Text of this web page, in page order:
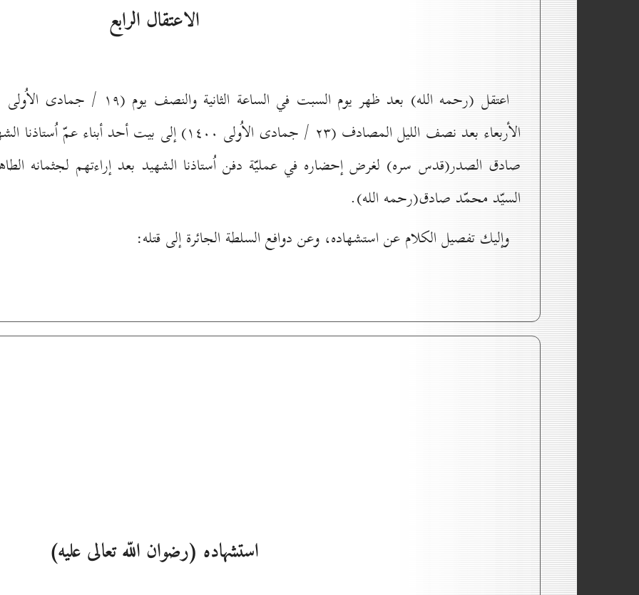
الاعتقال الرابع
الأربعاء بعد نصف الليل المصادف (۲۳ / جمادى الاُولى ۱٤٠٠)
صادق الصدر(قدس سره) لغرض إحضاره في عمليّة دفن اُستاذنا الشهيد بعد إراءتهم لجثمانه
السيّد محمّد صادق(رحمه الله).
وإليك تفصيل الكلام عن استشهاده، وعن دوافع السلطة الجائرة إلى قتله:
استشهاده (رضوان اللّه تعالى عليه)